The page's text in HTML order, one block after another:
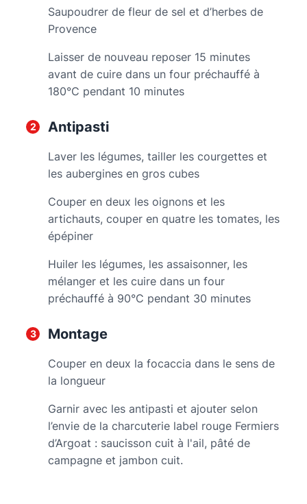
Saupoudrer de fleur de sel et d’herbes de
Provence
Laisser de nouveau reposer 15 minutes
avant de cuire dans un four préchauffé à
180°C pendant 10 minutes
Antipasti
Laver les légumes, tailler les courgettes et
les aubergines en gros cubes
Couper en deux les oignons et les
artichauts, couper en quatre les tomates, les
épépiner
Huiler les légumes, les assaisonner, les
mélanger et les cuire dans un four
préchauffé à 90°C pendant 30 minutes
Montage
Couper en deux la focaccia dans le sens de
la longueur
Garnir avec les antipasti et ajouter selon
l’envie de la charcuterie label rouge Fermiers
d’Argoat : saucisson cuit à l'ail, pâté de
campagne et jambon cuit.